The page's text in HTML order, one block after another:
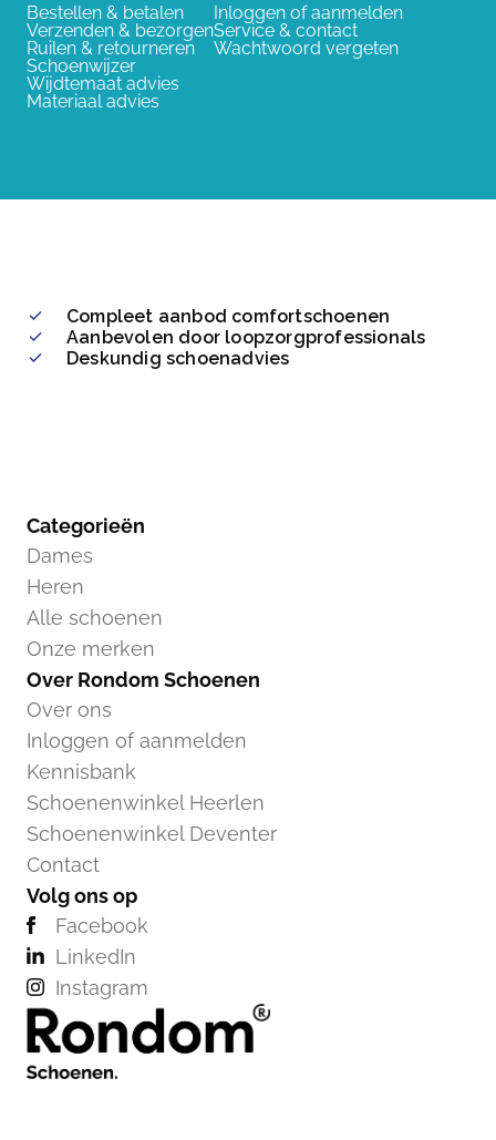
Bestellen & betalen
Verzenden & bezorgen
Ruilen & retourneren
Schoenwijzer
Wijdtemaat advies
Materiaal advies
Inloggen of aanmelden
Service & contact
Wachtwoord vergeten
Compleet aanbod comfortschoenen
Aanbevolen door loopzorgprofessionals
Deskundig schoenadvies
Categorieën
Dames
Heren
Alle schoenen
Onze merken
Over Rondom Schoenen
Over ons
Inloggen of aanmelden
Kennisbank
Schoenenwinkel Heerlen
Schoenenwinkel Deventer
Contact
Volg ons op
Facebook
LinkedIn
Instagram